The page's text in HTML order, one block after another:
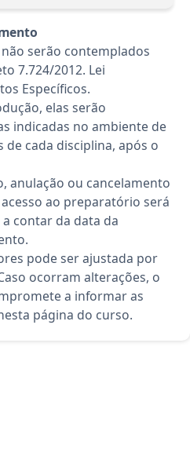
serão contemplados
7.724/2012. Lei
Específicos.
elas serão
indicadas no ambiente de
de cada disciplina, após o
anulação ou cancelamento
ao preparatório será
contar da data da
pode ser ajustada por
ocorram alterações, o
a informar as
página do curso.